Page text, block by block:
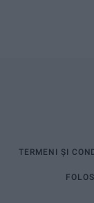
TERMENI ȘI